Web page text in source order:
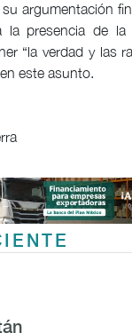
su argumentación
la presencia de la
“la verdad y las
este asunto.